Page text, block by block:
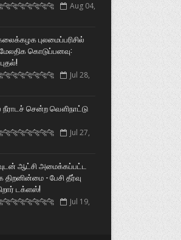
Aug 04,
புலமைப்பரிசில்
கொடுப்பனவு:
Jul 28,
நீராடச் சென்ற வௌிநாட்டு
Jul 27,
ஆட்சி அமைக்கப்பட்ட
திறனின்மை - பேசி தீர்வு
டக்ளஸ்!
Jul 19,